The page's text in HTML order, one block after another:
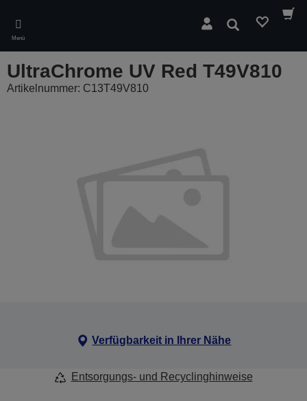
main
content
Menü
Suchen
UltraChrome UV Red T49V810
Artikelnummer: C13T49V810
Verfügbarkeit in Ihrer Nähe
Entsorgungs- und Recyclinghinweise